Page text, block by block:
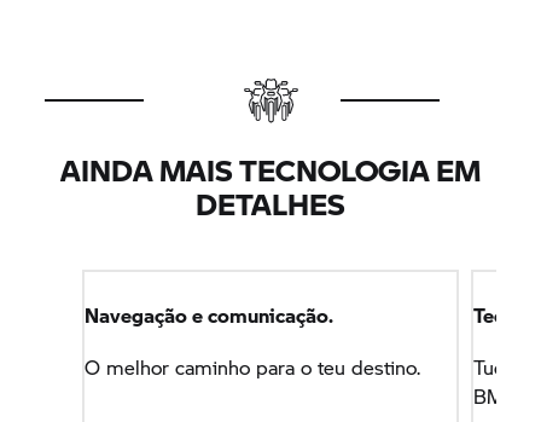
Além das funções apresentadas pelo Multi-
controller, o rádio pode ser controlado, como já
esquerda na carenagem interior.
AINDA MAIS TECNOLOGIA EM
DETALHES
Navegação e comunicação.
O melhor caminho para o teu destino.
Tudo
BMW.